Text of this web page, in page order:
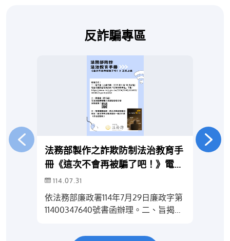
反詐騙專區
法務部製作之詐欺防制法治教育手
冊《這次不會再被騙了吧！》電子
書，請踴躍下載觀看。
114.07.31
依法務部廉政署114年7月29日廉政字第
11400347640號書函辦理。二、旨揭手
文Pdf檔案可於法務部全球資訊網「首
新